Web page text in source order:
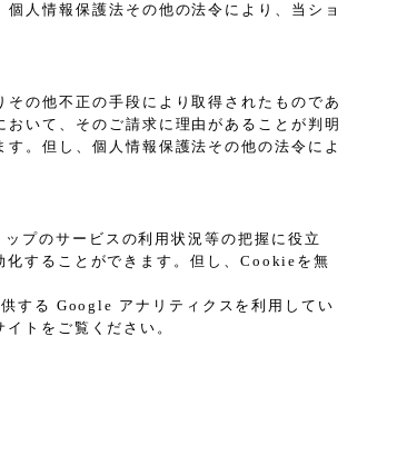
人情報保護法その他の法令により、当ショ
の他不正の手段により取得されたものであ
いて、そのご請求に理由があることが判明
。但し、個人情報保護法その他の法令によ
プのサービスの利用状況等の把握に役立
することができます。但し、Cookieを無
する Google アナリティクスを利用してい
トをご覧ください。